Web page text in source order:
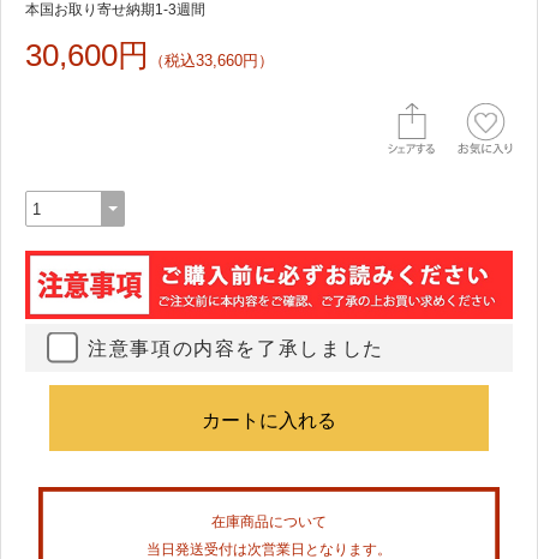
本国お取り寄せ納期1-3週間
30,600円 （税込33,660円）
注意事項の内容を了承しました
在庫商品について
当日発送受付は次営業日となります。